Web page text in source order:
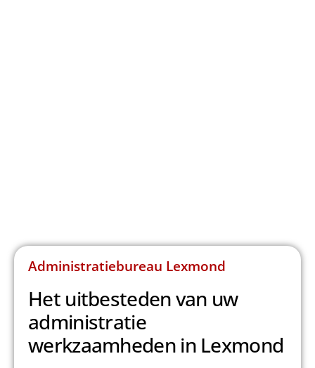
Administratiebureau Lexmond
Het uitbesteden van uw
administratie
werkzaamheden in Lexmond